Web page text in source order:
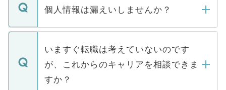
■応募殺到を避けるため 人気のある医療機
関を公にしてしまうと、応募が殺到する場
に、医療機関が求める条件に合った人材の
みを人材紹介会社に依頼するケースが増え
ています。
ん。また、仮に応募先から内定をいただい
定を承諾する必要はありません。内定先へ
の辞退の連絡はキャリアパートナーが行い
ますので、ご安心ください。
個人情報は漏えいしませんか？
個人情報が漏えいすることはありませんの
で、ご安心ください。当サイトからの登録
などで収集したご登録者様の個人情報は、
ご本人のキャリアアップおよび転職活動の
支援を目的に使用いたします。お預かりし
いますぐ転職は考えていないのです
が、これからのキャリアを相談できま
すか？